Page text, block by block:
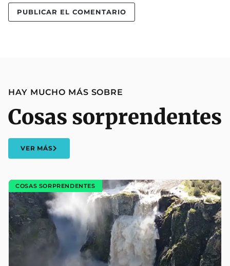
HAY MUCHO MÁS SOBRE
Cosas sorprendentes
VER MÁS
COSAS SORPRENDENTES